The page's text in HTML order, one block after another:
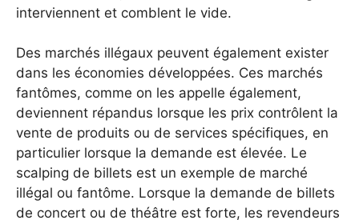
interviennent et comblent le vide.
Des marchés illégaux peuvent également exister
dans les économies développées. Ces marchés
fantômes, comme on les appelle également,
deviennent répandus lorsque les prix contrôlent la
vente de produits ou de services spécifiques, en
particulier lorsque la demande est élevée. Le
scalping de billets est un exemple de marché
illégal ou fantôme. Lorsque la demande de billets
de concert ou de théâtre est forte, les revendeurs